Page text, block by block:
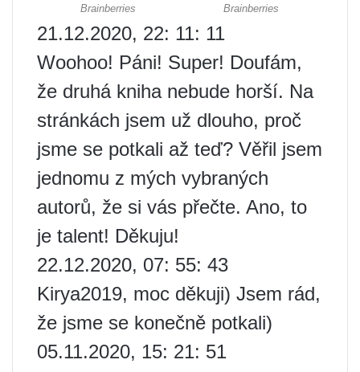
21.12.2020, 22: 11: 11
Woohoo! Páni! Super! Doufám,
že druhá kniha nebude horší. Na
stránkách jsem už dlouho, proč
jsme se potkali až teď? Věřil jsem
jednomu z mých vybraných
autorů, že si vás přečte. Ano, to
je talent! Děkuju!
22.12.2020, 07: 55: 43
Kirya2019, moc děkuji) Jsem rád,
že jsme se konečně potkali)
05.11.2020, 15: 21: 51